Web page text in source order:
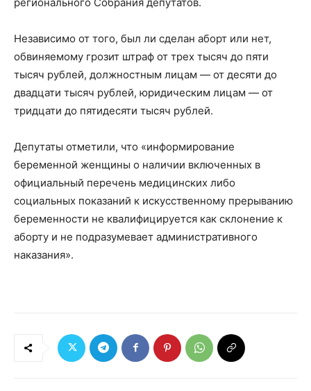
Независимо от того, был ли сделан аборт или нет,
обвиняемому грозит штраф от трех тысяч до пяти
тысяч рублей, должностным лицам — от десяти до
двадцати тысяч рублей, юридическим лицам — от
тридцати до пятидесяти тысяч рублей.
Депутаты отметили, что «информирование
беременной женщины о наличии включенных в
официальный перечень медицинских либо
социальных показаний к искусственному прерыванию
беременности не квалифицируется как склонение к
аборту и не подразумевает административного
наказания».